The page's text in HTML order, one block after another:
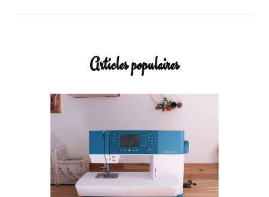
Articles populaires